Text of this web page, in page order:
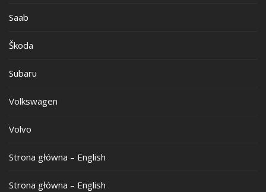
Saab
Škoda
Subaru
Volkswagen
Volvo
Strona główna – English
Strona główna – English